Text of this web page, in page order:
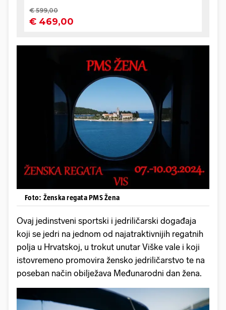
Foto: Ženska regata PMS Žena
Ovaj jedinstveni sportski i jedriličarski događaja
koji se jedri na jednom od najatraktivnijih regatnih
polja u Hrvatskoj, u trokut unutar Viške vale i koji
istovremeno promovira žensko jedriličarstvo te na
poseban način obilježava Međunarodni dan žena.